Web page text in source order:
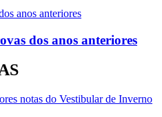
dos anos anteriores